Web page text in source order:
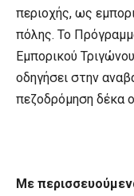
περιοχής, ως
πόλης. Το
Εμπορικού
οδηγήσει στην
πεζοδρόμηση δέκα
Με